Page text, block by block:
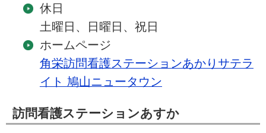
休日
土曜日、日曜日、祝日
ホームページ
角栄訪問看護ステーションあかりサテラ
イト 鳩山ニュータウン
訪問看護ステーションあすか